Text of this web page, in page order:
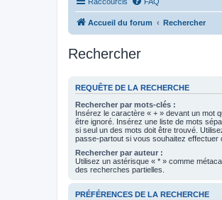
Accueil du forum Rechercher
Rechercher
REQUÊTE DE LA RECHERCHE
Rechercher par mots-clés :
Insérez le caractère « + » devant un mot
être ignoré. Insérez une liste de mots
si seul un des mots doit être trouvé.
passe-partout si vous souhaitez effectuer
Rechercher par auteur :
Utilisez un astérisque « * » comme
des recherches partielles.
PRÉFÉRENCES DE LA RECHERCHE